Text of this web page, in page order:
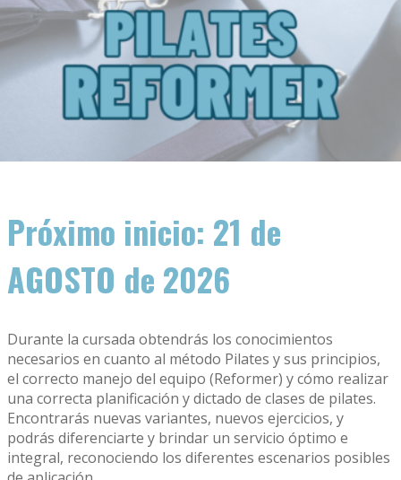
Próximo inicio: 21 de
AGOSTO de 2026
Durante la cursada obtendrás los conocimientos
necesarios en cuanto al método Pilates y sus principios,
el correcto manejo del equipo (Reformer) y cómo realizar
una correcta planificación y dictado de clases de pilates.
Encontrarás nuevas variantes, nuevos ejercicios, y
podrás diferenciarte y brindar un servicio óptimo e
integral, reconociendo los diferentes escenarios posibles